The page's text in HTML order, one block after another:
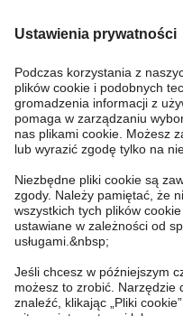
Potrzebujesz pomocy?
Sklep internetowy
Częste pytania
Twoje zamówienie
Skontaktuj się z nami
Znajdź sklep
Kappahl Club
Mój profil
Kappahl Club
Warunki członkostwa
O nas
O Kappahl Group
Zrównoważony rozwój
Warunki i zasady
Ogólne warunki zakupu
Więcej od nas